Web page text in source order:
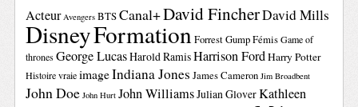
Acteur Avengers BTSCanal+David FincherDavid Mills
DisneyFormationForrest GumpFémis Game of
thrones George LucasHarold RamisHarrison FordHarry Potter
Histoire vraie imageIndiana Jones James Cameron Jim Broadbent
John Doe John Hurt John WilliamsJulian GloverKathleen